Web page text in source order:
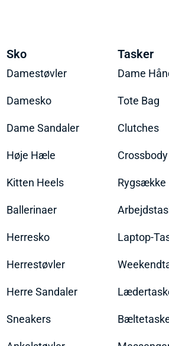
Sko
Damestøvler
Damesko
Dame Sandaler
Høje Hæle
Kitten Heels
Ballerinaer
Herresko
Herrestøvler
Herre Sandaler
Sneakers
Tasker
Dame
Tote Bag
Clutches
Crossbody
Rygsække
Laptop-